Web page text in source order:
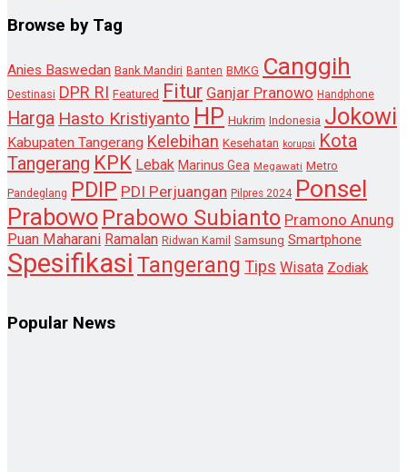
Browse by Tag
Anies Baswedan Bank Mandiri Banten BMKG Canggih
Destinasi DPR RI Featured Fitur Ganjar Pranowo Handphone
Harga Hasto Kristiyanto HP Hukrim Indonesia Jokowi
Kabupaten Tangerang Kelebihan Kesehatan korupsi Kota
Tangerang KPK Lebak Marinus Gea Megawati Metro
Pandeglang PDIP PDI Perjuangan Pilpres 2024 Ponsel
Prabowo Prabowo Subianto Pramono Anung
Puan Maharani Ramalan Ridwan Kamil Samsung Smartphone
Spesifikasi Tangerang Tips Wisata Zodiak
Popular News